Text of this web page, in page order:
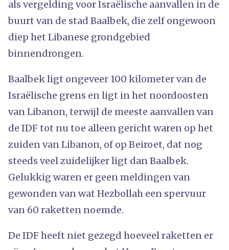
als vergelding voor Israëlische aanvallen in de
buurt van de stad Baalbek, die zelf ongewoon
diep het Libanese grondgebied
binnendrongen.
Baalbek ligt ongeveer 100 kilometer van de
Israëlische grens en ligt in het noordoosten
van Libanon, terwijl de meeste aanvallen van
de IDF tot nu toe alleen gericht waren op het
zuiden van Libanon, of op Beiroet, dat nog
steeds veel zuidelijker ligt dan Baalbek.
Gelukkig waren er geen meldingen van
gewonden van wat Hezbollah een spervuur
van 60 raketten noemde.
De IDF heeft niet gezegd hoeveel raketten er